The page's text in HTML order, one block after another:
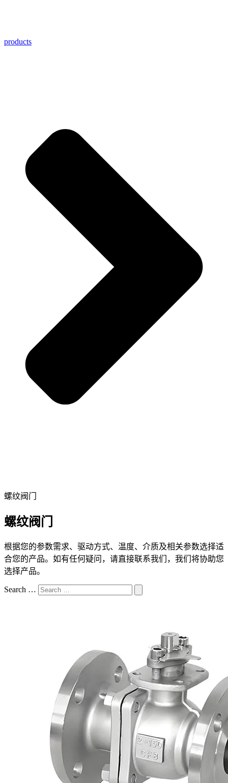
products
螺纹阀门
螺纹阀门
根据您的参数需求、驱动方式、温度、介质及相关参数选择适
合您的产品。如有任何疑问，请直接联系我们，我们将协助您
选择产品。
Search …